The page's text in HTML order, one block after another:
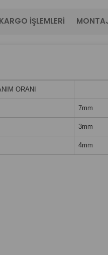
İŞLEMLERI
ORANI
7mm
3mm
4mm